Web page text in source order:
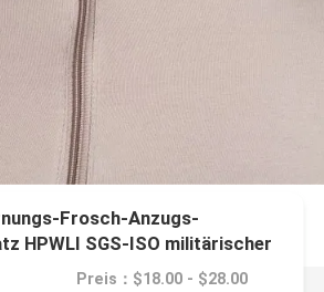
Frosch-Anzugs-
HPWLI SGS-ISO militärischer
Preis：$18.00 - $28.00